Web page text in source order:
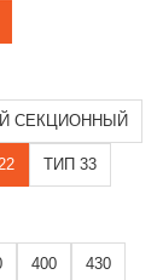
СЕКЦИОННЫЙ
ТИП 33
400 430